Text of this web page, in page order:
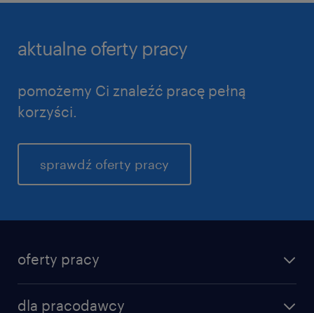
aktualne oferty pracy
pomożemy Ci znaleźć pracę pełną
korzyści.
sprawdź oferty pracy
oferty pracy
dla pracodawcy